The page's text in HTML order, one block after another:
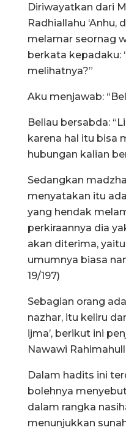
Diriwayatkan dari
Radhiallahu ‘Anhu,
melamar seornag
berkata kepadaku:
melihatnya?”
Aku menjawab:
Beliau bersabda:
karena hal itu bisa
hubungan kalian
Sedangkan
menyatakan itu
yang hendak
perkiraannya dia
akan diterima,
umumnya biasa
19/197)
Sebagian orang
nazhar, itu keliru
ijma’, berikut ini
Nawawi
Dalam hadits ini
bolehnya
dalam rangka
menunjukkan